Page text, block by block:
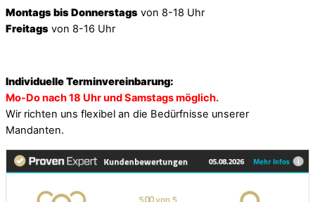
Montags bis Donnerstags von 8-18 Uhr
Freitags von 8-16 Uhr
Individuelle Terminvereinbarung:
Mo-Do nach 18 Uhr und Samstags möglich.
Wir richten uns flexibel an die Bedürfnisse unserer
Mandanten.